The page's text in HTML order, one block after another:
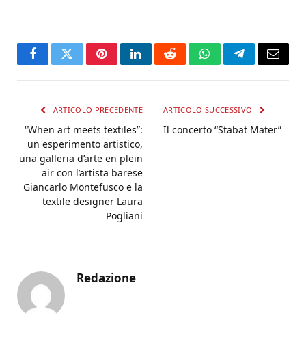
FacebookTwitterPinterestLinkedInRedditWhatsAppTelegramEmail
ARTICOLO PRECEDENTE
“When art meets textiles”:
un esperimento artistico,
una galleria d’arte en plein
air con l’artista barese
Giancarlo Montefusco e la
textile designer Laura
Pogliani
ARTICOLO SUCCESSIVO
Il concerto “Stabat Mater”
Redazione